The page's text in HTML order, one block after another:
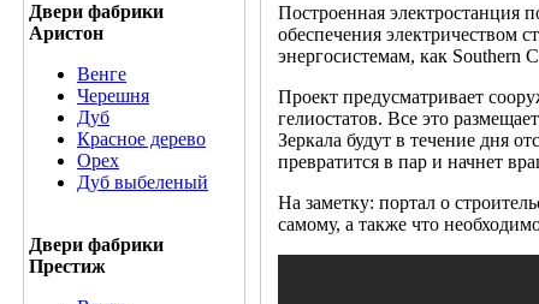
Двери фабрики
Аристон
Венге
Черешня
Дуб
Красное дерево
Орех
Дуб выбеленый
Двери фабрики
Престиж
Построенная электростанция
обеспечения электричеством
энергосистемам, как Southern
Проект предусматривает
гелиостатов. Все это
Зеркала будут в течение дня
превратится в пар и начнет
На заметку: портал о
самому, а также что